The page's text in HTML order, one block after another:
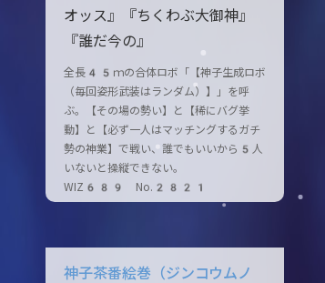
オッス』『ちくわぶ大御神』
『誰だ今の』
全長45ｍの合体ロボ「【神子生成ロボ
（毎回姿形武装はランダム）】」を呼
ぶ。【その場の勢い】と【稀にバグ挙
動】と【必ず一人はマッチングするガチ
勢の神業】で戦い、誰でもいいから5人
いないと操縦できない。
WIZ689 No.2821
神子茶番絵巻（ジンコウムノ